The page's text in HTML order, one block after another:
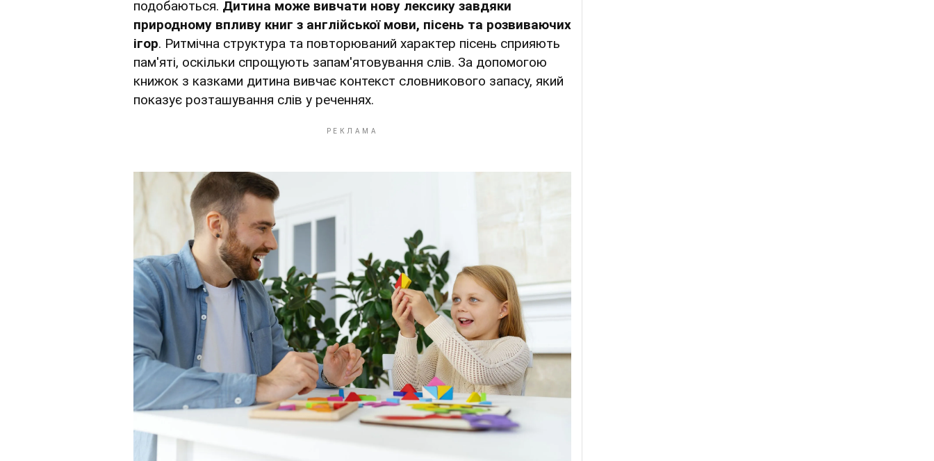
подобаються. Дитина може вивчати нову лексику завдяки
природному впливу книг з англійської мови, пісень та розвиваючих
ігор. Ритмічна структура та повторюваний характер пісень сприяють
пам'яті, оскільки спрощують запам'ятовування слів. За допомогою
книжок з казками дитина вивчає контекст словникового запасу, який
показує розташування слів у реченнях.